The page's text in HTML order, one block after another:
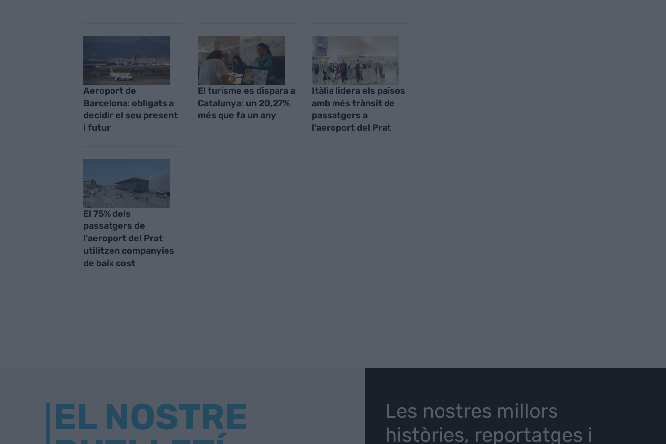
Aeroport de
Barcelona: obligats a
decidir el seu present
i futur
El turisme es dispara a
Catalunya: un 20,27%
més que fa un any
Itàlia lidera els països
amb més trànsit de
passatgers a
l'aeroport del Prat
El 75% dels
passatgers de
l'aeroport del Prat
utilitzen companyies
de baix cost
EL NOSTRE
Les nostres millors
històries, reportatges i